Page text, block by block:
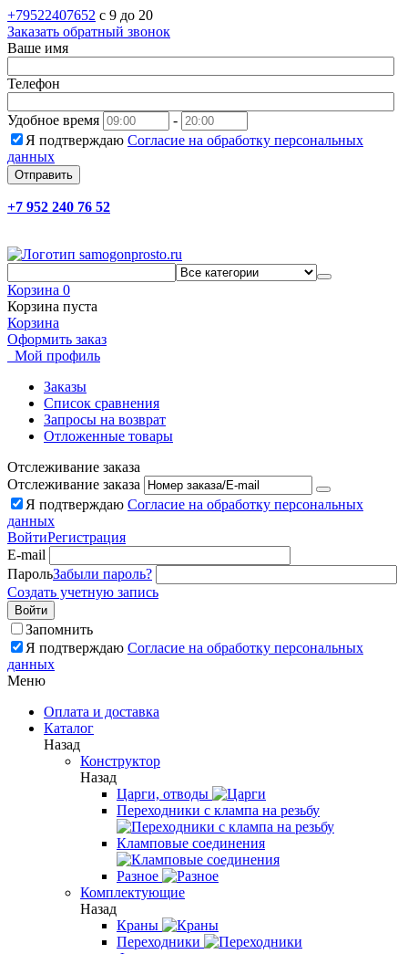
+79522407652 c 9 до 20
Заказать обратный звонок
Ваше имя
Телефон
Удобное время
-
Я подтверждаю Согласие на обработку персональных
данных
Отправить
+7 952 240 76 52
Корзина 0
Корзина пуста
Корзина
Оформить заказ
Мой профиль
Заказы
Список сравнения
Запросы на возврат
Отложенные товары
Отслеживание заказа
Отслеживание заказа
Я подтверждаю Согласие на обработку персональных
данных
ВойтиРегистрация
E-mail
ПарольЗабыли пароль?
Создать учетную запись
Войти
Запомнить
Я подтверждаю Согласие на обработку персональных
данных
Меню
Оплата и доставка
Каталог
Назад
Конструктор
Назад
Царги, отводы
Переходники с клампа на резьбу
Кламповые соединения
Разное
Комплектующие
Назад
Краны
Переходники